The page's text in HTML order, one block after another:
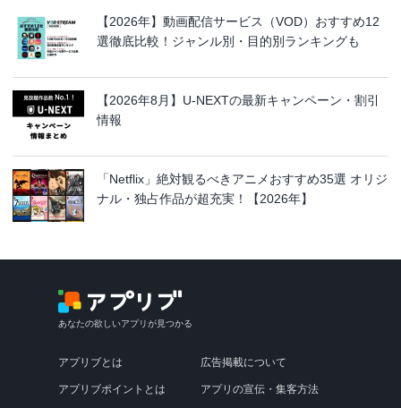
【2026年】動画配信サービス（VOD）おすすめ12
選徹底比較！ジャンル別・目的別ランキングも
【2026年8月】U-NEXTの最新キャンペーン・割引
情報
「Netflix」絶対観るべきアニメおすすめ35選 オリジ
ナル・独占作品が超充実！【2026年】
あなたの欲しいアプリが見つかる
アプリブとは
アプリブポイントとは
広告掲載について
アプリの宣伝・集客方法